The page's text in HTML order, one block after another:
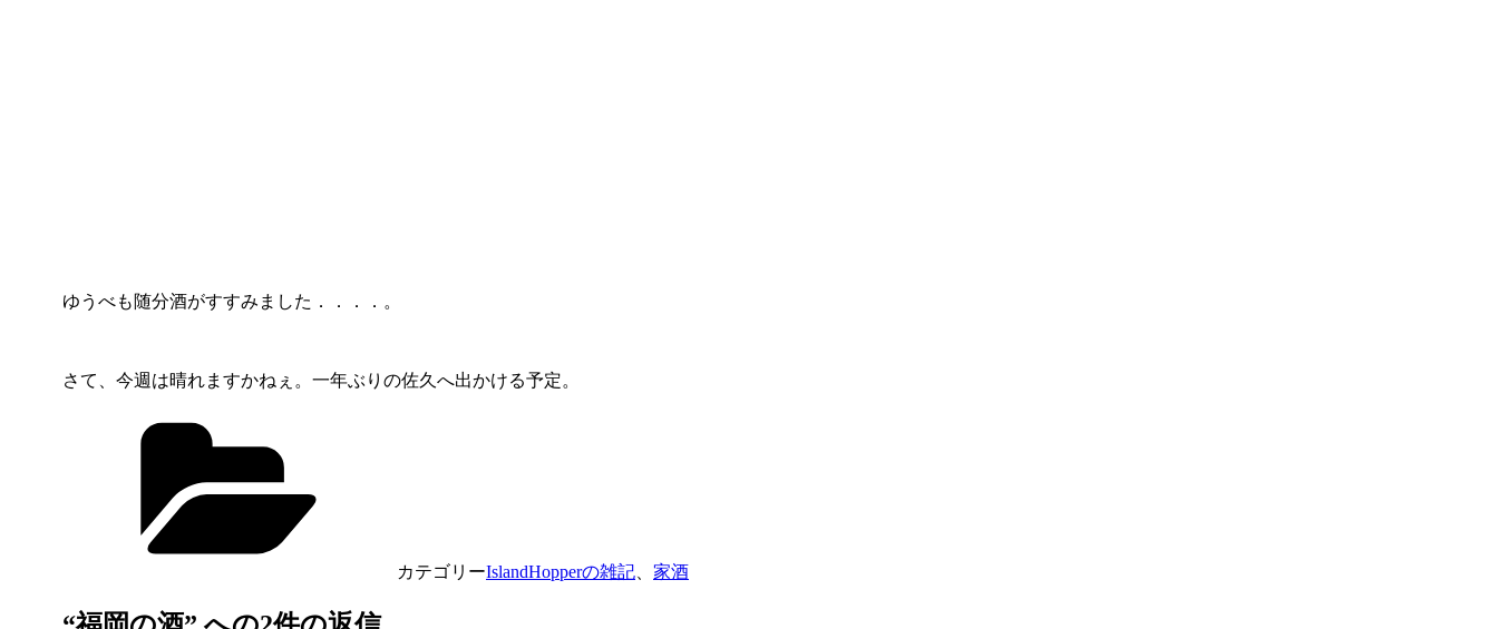
ゆうべも随分酒がすすみました．．．．。
さて、今週は晴れますかねぇ。一年ぶりの佐久へ出かける予定。
カテゴリーIslandHopperの雑記 家酒